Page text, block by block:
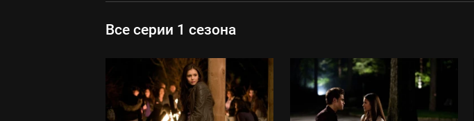
Все серии 1 сезона